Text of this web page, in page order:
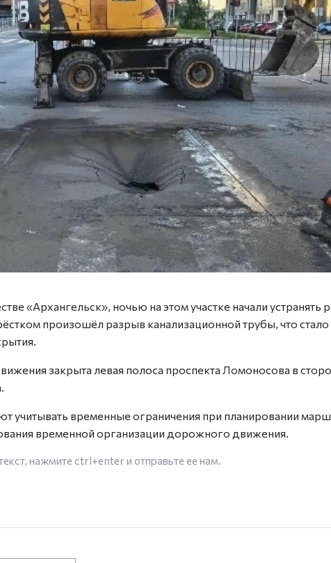
«Архангельск», ночью на этом участке начали устранять
произошёл разрыв канализационной трубы, что
закрыта левая полоса проспекта Ломоносова в
учитывать временные ограничения при планировании
временной организации дорожного движения.
нажмите ctrl+enterи отправьте ее нам.